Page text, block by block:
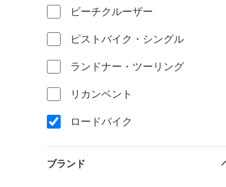
ビーチクルーザー
ピストバイク・シングル
ランドナー・ツーリング
リカンベント
ロードバイク
ブランド